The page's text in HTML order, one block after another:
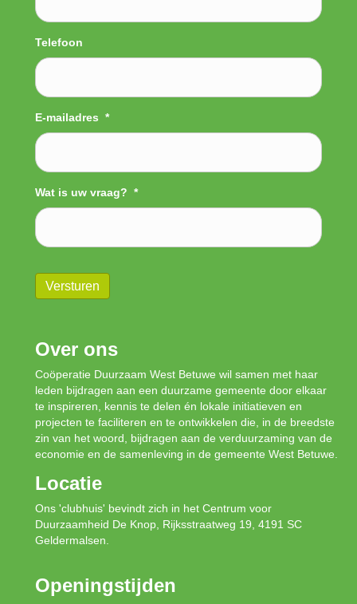
Telefoon
E-mailadres *
Wat is uw vraag? *
Versturen
Over ons
Coöperatie Duurzaam West Betuwe wil samen met haar
leden bijdragen aan een duurzame gemeente door elkaar
te inspireren, kennis te delen én lokale initiatieven en
projecten te faciliteren en te ontwikkelen die, in de breedste
zin van het woord, bijdragen aan de verduurzaming van de
economie en de samenleving in de gemeente West Betuwe.
Locatie
Ons 'clubhuis' bevindt zich in het Centrum voor
Duurzaamheid De Knop, Rijksstraatweg 19, 4191 SC
Geldermalsen.
Openingstijden